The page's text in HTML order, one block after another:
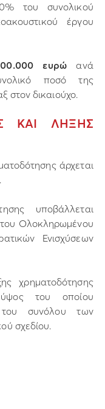
του συνολικού
έργου
ευρώανά
ποσό της
στον δικαιούχο.
ΚΑΙ ΛΗΞΗΣ
άρχεται
.
υποβάλλεται
Ολοκληρωμένου
Ενισχύσεων
χρηματοδότησης
του οποίου
συνόλου των
σχεδίου.